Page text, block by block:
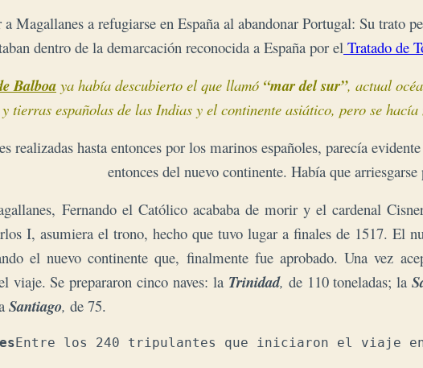
Magallanes a refugiarse en España al abandonar Portugal: Su trato
dentro de la demarcación reconocida a España por el Tratado de
Balboa ya había descubierto el que llamó “mar del sur”, actual
tierras españolas de las Indias y el continente asiático, pero se
realizadas hasta entonces por los marinos españoles, parecía
entonces del nuevo continente. Había que
Fernando el Católico acababa de morir y el cardenal
I, asumiera el trono, hecho que tuvo lugar a finales de 1517. El
el nuevo continente que, finalmente fue aprobado. Una vez
viaje. Se prepararon cinco naves: la Trinidad, de 110 toneladas; la
Santiago, de 75.
Entre los 240 tripulantes que iniciaron el viaje